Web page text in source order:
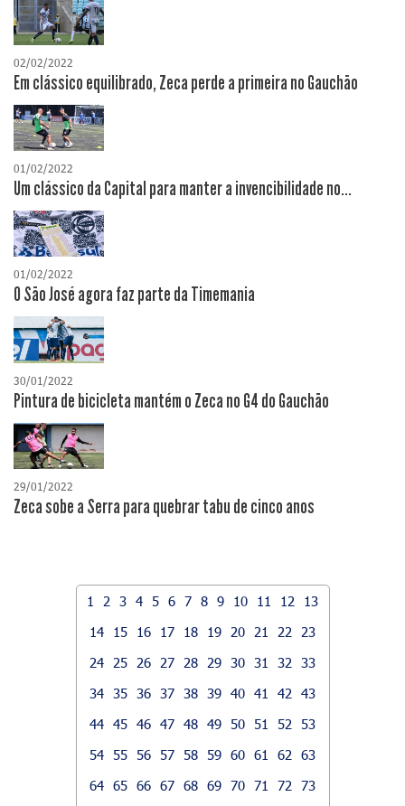
02/02/2022
Em clássico equilibrado, Zeca perde a primeira no Gauchão
01/02/2022
Um clássico da Capital para manter a invencibilidade no...
01/02/2022
O São José agora faz parte da Timemania
30/01/2022
Pintura de bicicleta mantém o Zeca no G4 do Gauchão
29/01/2022
Zeca sobe a Serra para quebrar tabu de cinco anos
1 2 3 4 5 6 7 8 9 10 11 12
13
14
15 16 17 18 19 20 21 22
23
24
25 26 27 28 29 30 31 32
33
34 35 36 37 38 39 40 41 42
43
44 45 46 47 48 49 50 51 52
53
54 55 56 57 58 59 60 61 62
63
64 65 66 67 68 69 70 71 72
73